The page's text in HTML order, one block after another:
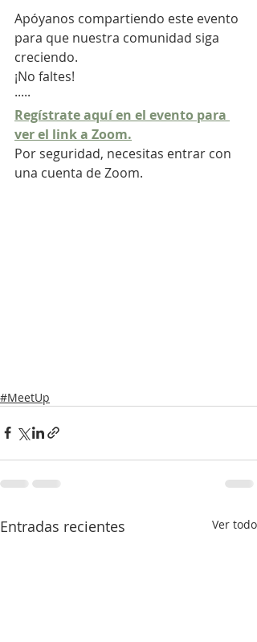
Apóyanos compartiendo este evento
para que nuestra comunidad siga
creciendo.
¡No faltes!
·····
Regístrate aquí en el evento para
ver el link a Zoom.
Por seguridad, necesitas entrar con
una cuenta de Zoom.
#MeetUp
Entradas recientes Ver todo